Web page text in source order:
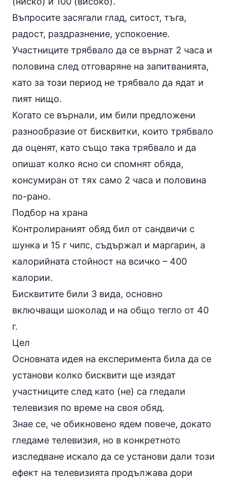
Въпросите засягали глад, ситост, тъга,
радост, раздразнение, успокоение.
Участниците трябвало да се върнат 2 часа и
половина след отговаряне на запитванията,
като за този период не трябвало да ядат и
пият нищо.
Когато се върнали, им били предложени
разнообразие от бисквитки, които трябвало
да оценят, като също така трябвало и да
опишат колко ясно си спомнят обяда,
консумиран от тях само 2 часа и половина
по-рано.
Подбор на храна
Контролираният обяд бил от сандвичи с
шунка и 15 г чипс, съдържал и маргарин, а
калорийната стойност на всичко – 400
калории.
Бисквитите били 3 вида, основно
включващи шоколад и на общо тегло от 40
г.
Цел
Основната идея на експеримента била да се
установи колко бисквити ще изядат
участниците след като (не) са гледали
телевизия по време на своя обяд.
Знае се, че обикновено ядем повече, докато
гледаме телевизия, но в конкретното
изследване искало да се установи дали този
ефект на телевизията продължава дори